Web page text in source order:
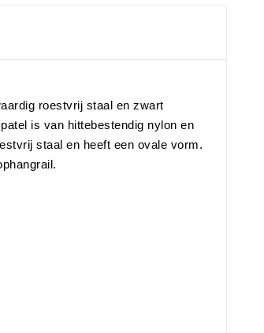
roestvrij staal en zwart
is van hittebestendig nylon en
staal en heeft een ovale vorm.